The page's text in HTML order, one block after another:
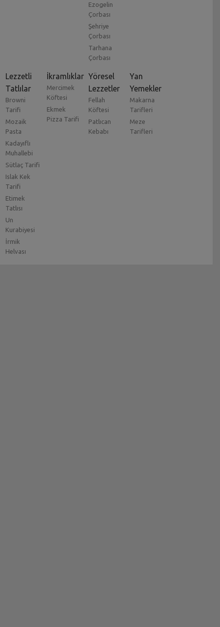
Ezogelin
Çorbası
Şehriye
Çorbası
Tarhana
Çorbası
Lezzetli
Tatlılar
Browni
Tarifi
Mozaik
Pasta
Kadayıflı
Muhallebi
Sütlaç Tarifi
Islak Kek
Tarifi
Etimek
Tatlısı
Un
Kurabiyesi
İrmik
Helvası
İkramlıklar
Mercimek
Köftesi
Ekmek
Pizza Tarifi
Yöresel
Lezzetler
Fellah
Köftesi
Patlıcan
Kebabı
Yan
Yemekler
Makarna
Tarifleri
Meze
Tarifleri